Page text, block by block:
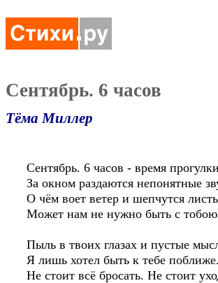
Сентябрь. 6 часов
Тёма Миллер
Сентябрь. 6 часов - время
За окном раздаются непонятные
О чём воет ветер и шепчутся
Может нам не нужно быть с тобою
Пыль в твоих глазах и пустые
Я лишь хотел быть к тебе поближе.
Не стоит всё бросать. Не стоит